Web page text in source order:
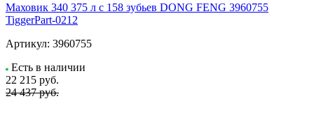
Маховик 340 375 л с 158 зубьев DONG FENG 3960755
TiggerPart-0212
Артикул: 3960755
Есть в наличии
22 215 руб.
24 437 руб.